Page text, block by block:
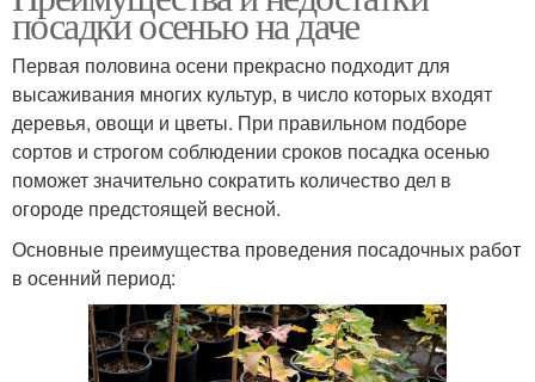
посадки осенью на даче
Первая половина осени прекрасно подходит для
высаживания многих культур, в число которых входят
деревья, овощи и цветы. При правильном подборе
сортов и строгом соблюдении сроков посадка осенью
поможет значительно сократить количество дел в
огороде предстоящей весной.
Основные преимущества проведения посадочных работ
в осенний период: